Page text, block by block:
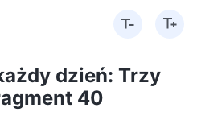
dzień: Trzy
40